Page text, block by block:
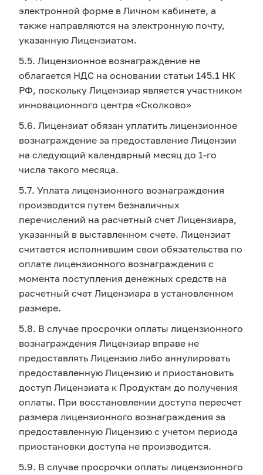
электронной форме в Личном кабинете, а
также направляются на электронную почту,
указанную Лицензиатом.
5.5. Лицензионное вознаграждение не
облагается НДС на основании статьи 145.1 НК
РФ, поскольку Лицензиар является участником
инновационного центра «Сколково»
5.6. Лицензиат обязан уплатить лицензионное
вознаграждение за предоставление Лицензии
на следующий календарный месяц до 1-го
числа такого месяца.
5.7. Уплата лицензионного вознаграждения
производится путем безналичных
перечислений на расчетный счет Лицензиара,
указанный в выставленном счете. Лицензиат
считается исполнившим свои обязательства по
оплате лицензионного вознаграждения с
момента поступления денежных средств на
расчетный счет Лицензиара в установленном
размере.
5.8. В случае просрочки оплаты лицензионного
вознаграждения Лицензиар вправе не
предоставлять Лицензию либо аннулировать
предоставленную Лицензию и приостановить
доступ Лицензиата к Продуктам до получения
оплаты. При восстановлении доступа пересчет
размера лицензионного вознаграждения за
предоставленную Лицензию с учетом периода
приостановки доступа не производится.
5.9. В случае просрочки оплаты лицензионного